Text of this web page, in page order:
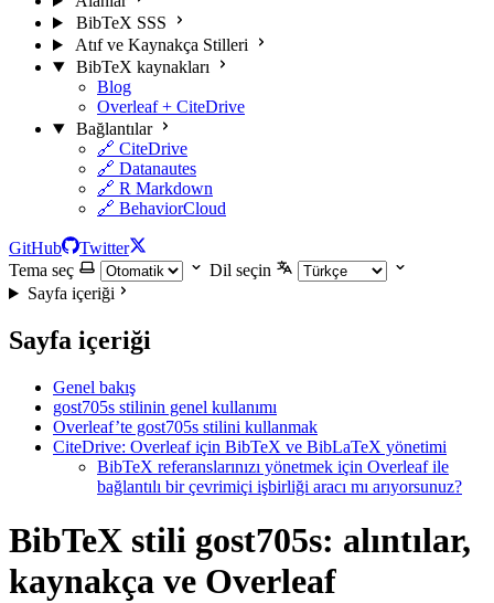
BibTeX SSS
Atıf ve Kaynakça Stilleri
BibTeX kaynakları
Blog
Overleaf + CiteDrive
Bağlantılar
🔗 CiteDrive
🔗 Datanautes
🔗 R Markdown
🔗 BehaviorCloud
GitHub
Twitter
Tema seç
Dil seçin
Sayfa içeriği
Sayfa içeriği
Genel bakış
gost705s stilinin genel kullanımı
Overleaf’te gost705s stilini kullanmak
CiteDrive: Overleaf için BibTeX ve BibLaTeX yönetimi
BibTeX referanslarınızı yönetmek için Overleaf ile
bağlantılı bir çevrimiçi işbirliği aracı mı arıyorsunuz?
BibTeX stili gost705s: alıntılar,
kaynakça ve Overleaf